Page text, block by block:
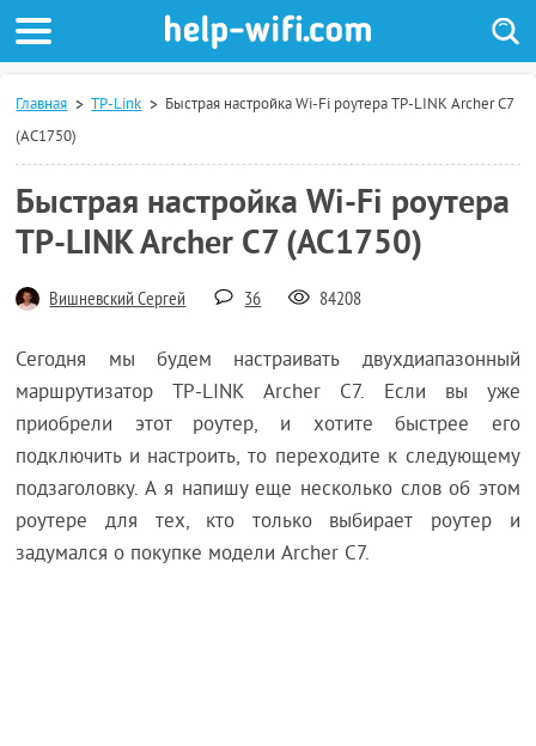
Главная TP-Link
Быстрая настройка Wi-Fi роутера TP-LINK Archer C7
(AC1750)
Быстрая настройка Wi-Fi роутера
TP-LINK Archer C7 (AC1750)
Вишневский Сергей 36 84208
Сегодня мы будем настраивать двухдиапазонный
маршрутизатор TP-LINK Archer C7. Если вы уже
приобрели этот роутер, и хотите быстрее его
подключить и настроить, то переходите к следующему
подзаголовку. А я напишу еще несколько слов об этом
роутере для тех, кто только выбирает роутер и
задумался о покупке модели Archer C7.